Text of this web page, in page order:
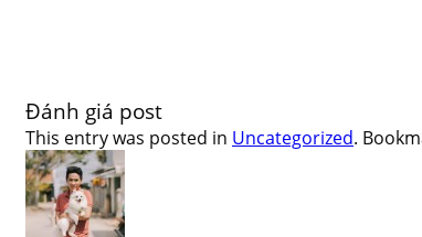
Đánh giá post
This entry was posted in Uncategorized.